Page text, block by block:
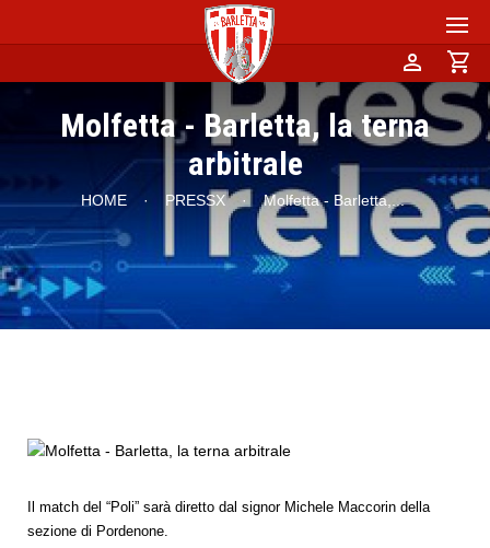
person shopping_cart
Molfetta - Barletta, la terna
arbitrale
HOME · PRESSX · Molfetta - Barletta, ...
Il match del “Poli” sarà diretto dal signor Michele Maccorin della
sezione di Pordenone.